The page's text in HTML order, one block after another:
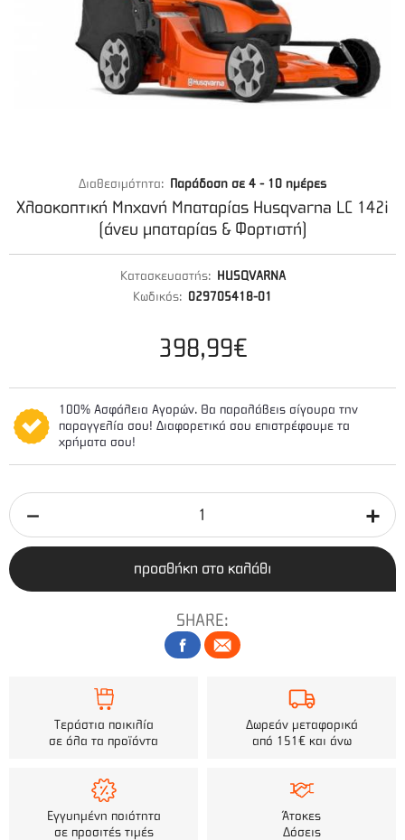
Διαθεσιμότητα: Παράδοση σε 4 - 10 ημέρες
Χλοοκοπτική Μηχανή Μπαταρίας Husqvarna LC 142i
(άνευ μπαταρίας & Φορτιστή)
Κατασκευαστής: HUSQVARNA
Κωδικός: 029705418-01
398,99€
100% Ασφάλεια Αγορών. Θα παραλάβεις σίγουρα την
παραγγελία σου! Διαφορετικά σου επιστρέφουμε τα
χρήματα σου!
προσθήκη στο καλάθι
SHARE:
Τεράστια ποικιλία
σε όλα τα προϊόντα
Δωρεάν μεταφορικά
από 151€ και άνω
Εγγυημένη ποιότητα
σε προσιτές τιμές
Άτοκες
Δόσεις